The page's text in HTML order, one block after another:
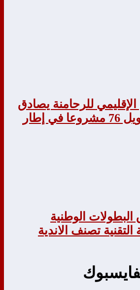
للرحامنة يصادق
بالاجماع على تمويل 76 مشروعا في إطار
البطولات الوطنية
تصنف الاندية